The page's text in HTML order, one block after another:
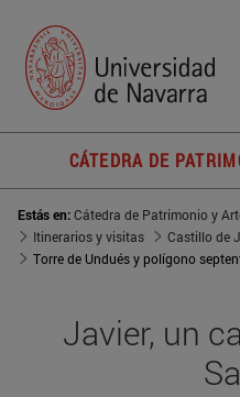
CÁTEDRA DE
Estás en:Cátedra de Patrimonio y
Itinerarios y visitas
Castillo de
Torre de Undués y polígono
Javier, un